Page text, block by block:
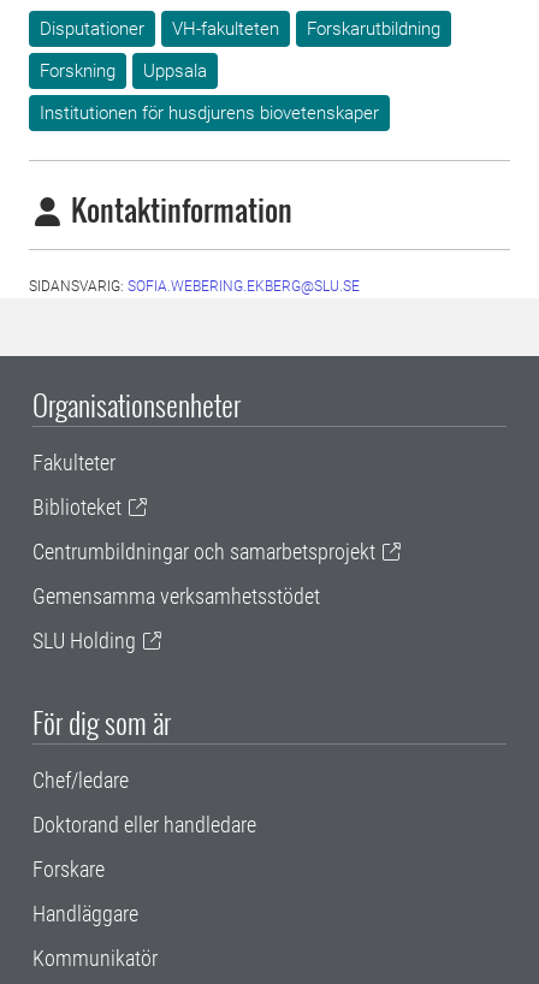
Disputationer VH-fakulteten
Forskarutbildning
Forskning
Uppsala
Institutionen för husdjurens biovetenskaper
Kontaktinformation
SIDANSVARIG: SOFIA.WEBERING.EKBERG@SLU.SE
Organisationsenheter
Fakulteter
Biblioteket
Centrumbildningar och samarbetsprojekt
Gemensamma verksamhetsstödet
SLU Holding
För dig som är
Chef/ledare
Doktorand eller handledare
Forskare
Handläggare
Kommunikatör